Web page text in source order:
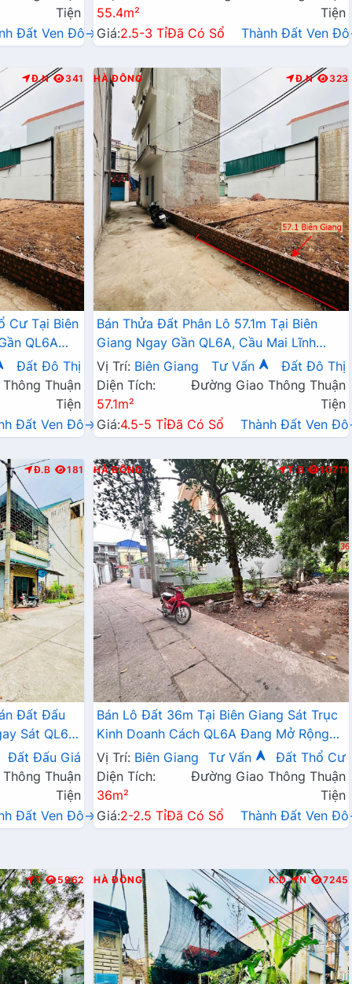
Tiện
Đất Ven Đô→
55.4m²
Tiện
Giá:2.5-3 TỉĐã Có Sổ Thành Đất Ven
Đ.N 341
Cư Tại Biên
QL6A
Đất Đô Thị
Thuận
Tiện
Đất Ven Đô→
HÀ ĐÔNG Đ.N 323
Bán Thửa Đất Phân Lô 57.1m Tại Biên
Giang Ngay Gần QL6A, Cầu Mai Lĩnh
Đang Mở Rộng Giá Chỉ Vài Tỷ
Vị Trí: Biên Giang Tư Vấn
Đất Đô Thị
Diện Tích:
57.1m²
Đường Giao Thông Thuận
Tiện
Giá:4.5-5 TỉĐã Có Sổ Thành Đất Ven
Đ.B 181
Đất Đấu
Sát QL6A,
Mở Rộng
Đất Đấu Giá
Thuận
Tiện
Đất Ven Đô→
HÀ ĐÔNG T.B 10711
Bán Lô Đất 36m Tại Biên Giang Sát Trục
Kinh Doanh Cách QL6A Đang Mở Rộng
Chỉ Vài Trăm Mét
Vị Trí: Biên Giang Tư Vấn
Đất Thổ Cư
Diện Tích:
36m²
Đường Giao Thông Thuận
Tiện
Giá:2-2.5 TỉĐã Có Sổ Thành Đất Ven
T 5962 HÀ ĐÔNG K.D N 7245